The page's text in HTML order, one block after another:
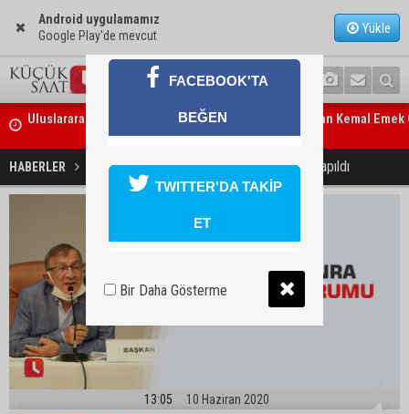
Android uygulamamız
Google Play'de mevcut
Yükle
Uluslararası Adana Altın Koza Film Festivali’nde Orhan Kemal
sahipleri belli oldu
Adana’da trafikte testereyle saldırı iddiası: Şüpheli tutuklandı
HABERLER YAŞAM 95 gün sonra meclis oturumu yapıldı
13:05 10 Haziran 2020
FACEBOOK'TA
BEĞEN
TWITTER'DA TAKİP
ET
Bir Daha Gösterme